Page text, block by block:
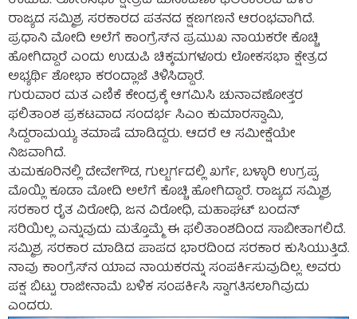
ರಾಜ್ಯದ ಸಮ್ಮಿಶ್ರ ಸರಕಾರದ ಪತನದ ಕ್ಷಣಗಣನೆ ಆರಂಭವಾಗಿದೆ.
ಪ್ರಧಾನಿ ಮೋದಿ ಅಲೆಗೆ ಕಾಂಗ್ರೆಸ್‌ನ ಪ್ರಮುಖ ನಾಯಕರೇ ಕೊಚ್ಚಿ
ಹೋಗಿದ್ದಾರೆ ಎಂದು ಉಡುಪಿ ಚಿಕ್ಕಮಗಳೂರು ಲೋಕಸಭಾ ಕ್ಷೇತ್ರದ
ಅಭ್ಯರ್ಥಿ ಶೋಭಾ ಕರಂದ್ಲಾಜೆ ತಿಳಿಸಿದ್ದಾರೆ.
ಗುರುವಾರ ಮತ ಎಣಿಕೆ ಕೇಂದ್ರಕ್ಕೆ ಆಗಮಿಸಿ ಚುನಾವಣೋತ್ತರ
ಫಲಿತಾಂಶ ಪ್ರಕಟವಾದ ಸಂದರ್ಭ ಸಿಎಂ ಕುಮಾರಸ್ವಾಮಿ,
ಸಿದ್ದರಾಮಯ್ಯ ತಮಾಷೆ ಮಾಡಿದ್ದರು. ಆದರೆ ಆ ಸಮೀಕ್ಷೆಯೇ
ನಿಜವಾಗಿದೆ.
ತುಮಕೂರಿನಲ್ಲಿ ದೇವೇಗೌಡ, ಗುಲ್ಬರ್ಗದಲ್ಲಿ ಖರ್ಗೆ, ಬಳ್ಳಾರಿ ಉಗ್ರಪ್ಪ,
ಮೊಯ್ಲಿ ಕೂಡಾ ಮೋದಿ ಅಲೆಗೆ ಕೊಚ್ಚಿ ಹೋಗಿದ್ದಾರೆ. ರಾಜ್ಯದ ಸಮ್ಮಿಶ್ರ
ಸರಕಾರ ರೈತ ವಿರೋಧಿ, ಜನ ವಿರೋಧಿ, ಮಹಾಘಟ್‌ ಬಂದನ್
ಸರಿಯಿಲ್ಲ ಎನ್ನುವುದು ಮತ್ತೊಮ್ಮೆ ಈ ಫಲಿತಾಂಶದಿಂದ ಸಾಬೀತಾಗಲಿದೆ.
ಸಮ್ಮಿಶ್ರ ಸರಕಾರ‌ ಮಾಡಿದ ಪಾಪದ ಭಾರದಿಂದ ಸರಕಾರ ಕುಸಿಯುತ್ತಿದೆ.
ನಾವು ಕಾಂಗ್ರೆಸ್‌ನ ಯಾವ ನಾಯಕರನ್ನು ಸಂಪರ್ಕಿಸುವುದಿಲ್ಲ. ಅವರು
ಪಕ್ಷ ಬಿಟ್ಟು ರಾಜೀನಾಮೆ ಬಳಿಕ ಸಂಪರ್ಕಿಸಿ ಸ್ವಾಗತಿಸಲಾಗಿವುದು
ಎಂದರು.